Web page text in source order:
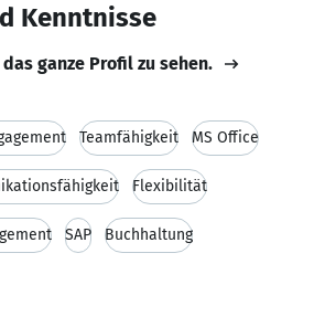
Kenntnisse
ganze Profil zu sehen.
Teamfähigkeit MS Office
Flexibilität
SAP Buchhaltung